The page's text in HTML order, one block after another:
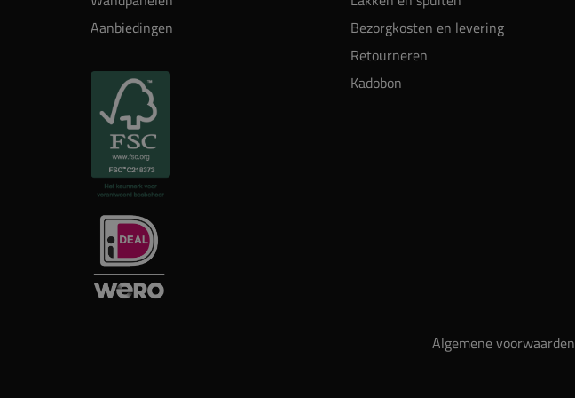
Aanbiedingen
Bezorgkosten en levering
Retourneren
Kadobon
Algemene voorwaarden